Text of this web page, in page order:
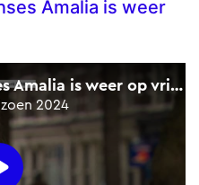
Amalia is weer